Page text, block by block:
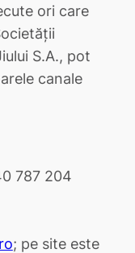
ori care
S.A., pot
canale
787 204
; pe site este